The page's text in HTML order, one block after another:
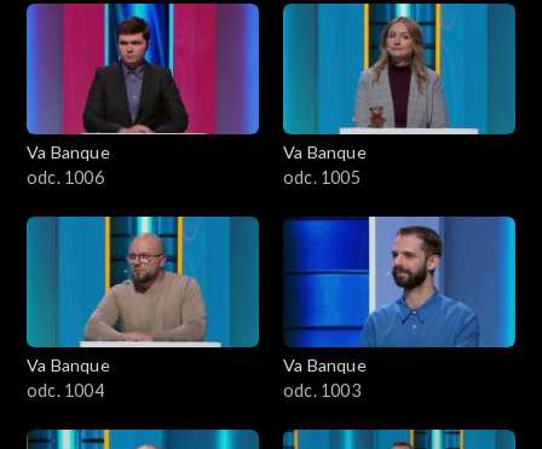
Va Banque
odc. 1006
Va Banque
odc. 1005
Va Banque
odc. 1004
Va Banque
odc. 1003